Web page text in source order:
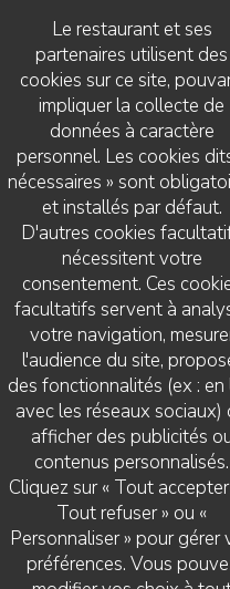
Le restaurant et ses
partenaires utilisent des
cookies sur ce site,
impliquer la collecte de
données à caractère
personnel. Les cookies
nécessaires » sont
et installés par défaut.
D'autres cookies
nécessitent votre
consentement. Ces
facultatifs servent à
votre navigation,
l'audience du site,
des fonctionnalités (ex : en
avec les réseaux sociaux)
afficher des publicités
contenus personnalisés.
Cliquez sur « Tout accepter
Tout refuser » ou «
Personnaliser » pour gérer
préférences. Vous
- 20:15 - Couverts 4
Ambiance :5/5 Cuisine: 5/5
déçu Personnel souriant et
. Le repas a été divin
- 19:45 - Couverts 4
Ambiance:5/5 Cuisine : 5/5
et bons. Un menu
Et la gentillesse des serveurs.
- 19:45 - Couverts 2
/5 Ambiance:5/5 Cuisine: 5/5
CHEZ GRAND-MÈRE